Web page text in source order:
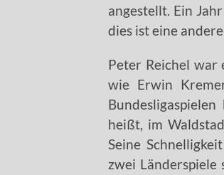
angestellt. Ein
dies ist eine
Peter Reichel war
wie Erwin
heißt, im
Seine
zwei